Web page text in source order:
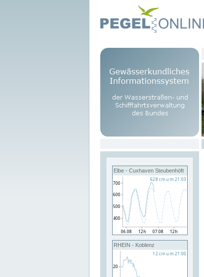
Elbe - Cuxhaven Steubenhöft
RHEIN - Koblenz